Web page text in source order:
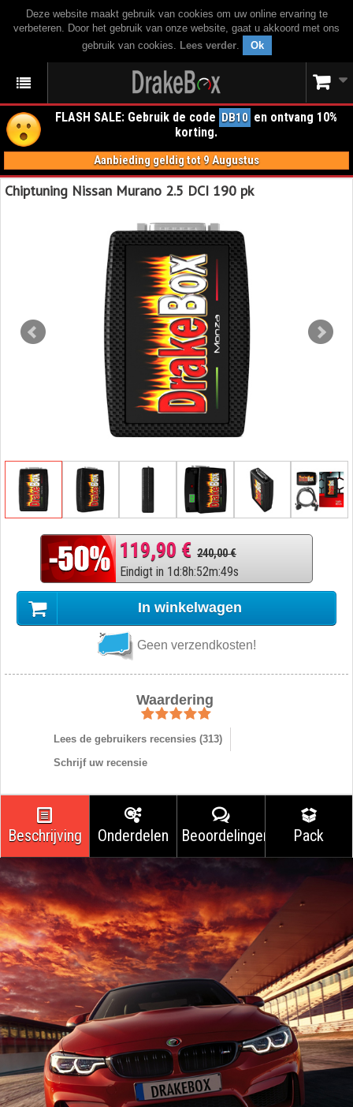
Deze website maakt gebruik van cookies om uw online ervaring te
verbeteren. Door het gebruik van onze website, gaat u akkoord met ons
gebruik van cookies. Lees verder. Ok
FLASH SALE: Gebruik de code DB10 en ontvang 10%
korting.
Aanbieding geldig tot 9 Augustus
Chiptuning Nissan Murano 2.5 DCI 190 pk
119,90 € 240,00 €
Eindigt in 1d:8h:52m:48s
In winkelwagen
Geen verzendkosten!
Waardering
Lees de gebruikers recensies (313)
Schrijf uw recensie
Beschrijving Onderdelen Beoordelingen Pack